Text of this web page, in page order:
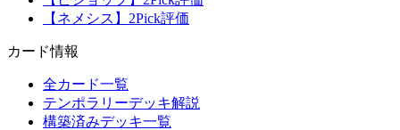
【ネメシス】2Pick評価
カード情報
全カード一覧
テンポラリーデッキ解説
構築済みデッキ一覧